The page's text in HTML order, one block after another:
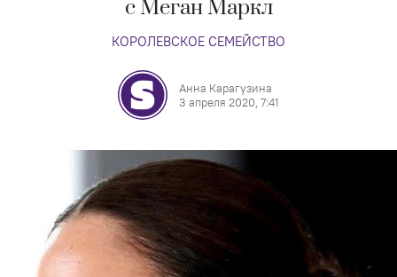
с Меган Маркл
КОРОЛЕВСКОЕ СЕМЕЙСТВО
Анна Карагузина
3 апреля 2020, 7:41